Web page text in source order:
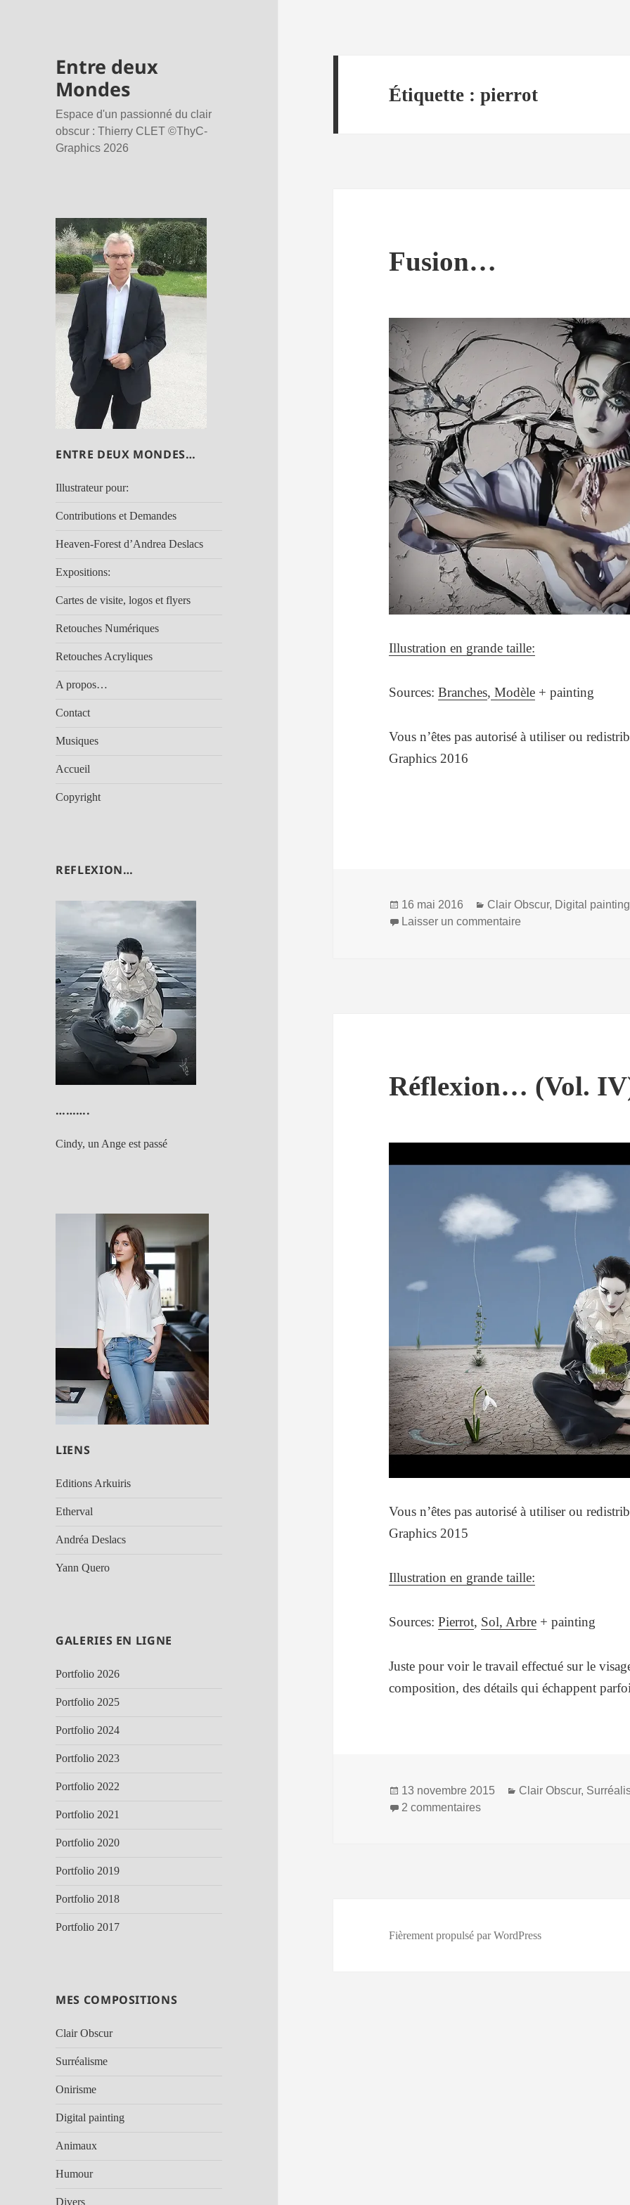
Entre deux
Mondes
Espace d'un passionné du clair
obscur : Thierry CLET ©ThyC-
Graphics 2026
ENTRE DEUX MONDES…
Illustrateur pour:
Contributions et Demandes
Heaven-Forest d’Andrea Deslacs
Expositions:
Cartes de visite, logos et flyers
Retouches Numériques
Retouches Acryliques
A propos…
Contact
Musiques
Accueil
Copyright
REFLEXION…
……….
Cindy, un Ange est passé
LIENS
Editions Arkuiris
Etherval
Andréa Deslacs
Yann Quero
GALERIES EN LIGNE
Portfolio 2026
Portfolio 2025
Portfolio 2024
Portfolio 2023
Portfolio 2022
Portfolio 2021
Portfolio 2020
Portfolio 2019
Portfolio 2018
Portfolio 2017
MES COMPOSITIONS
Clair Obscur
Surréalisme
Onirisme
Digital painting
Animaux
Humour
Divers
Étiquette :pierrot
Fusion…
Illustration en grande taille:
Sources:Branches, Modèle + painting
Vous n’êtes pas autorisé à utiliser ou
Graphics 2016
Publié
le
16 mai 2016 Catégories
Clair Obscur, Digital painting
Laisser un commentaire
Réflexion… (Vol.
Vous n’êtes pas autorisé à utiliser ou
Graphics 2015
Illustration en grande taille:
Sources:Pierrot, Sol, Arbre + painting
Juste pour voir le travail effectué sur le
composition, des détails qui échappent
Publié
le
13 novembre 2015 Catégories
Clair Obscur,
2 commentairessur Réflexion… (Vol. IV)
Fièrement propulsé par WordPress